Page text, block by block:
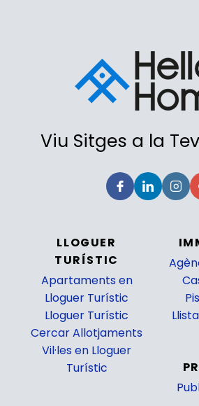
Viu Sitges a la
LLOGUER
TURÍSTIC
Apartaments en
Lloguer Turístic
Lloguer Turístic
Cercar Allotjaments
Vil·les en Lloguer
Turístic